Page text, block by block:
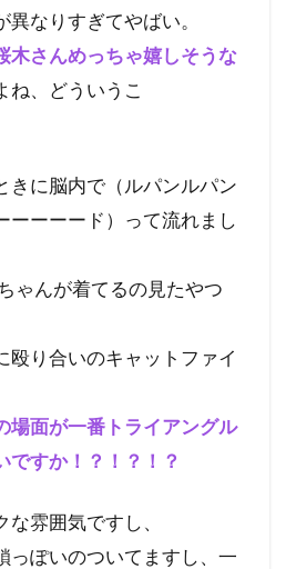
なりすぎてやばい。
木さんめっちゃ嬉しそうな
ね、どういうこ
きに脳内で（ルパンルパン
ーーーード）って流れまし
ゃんが着てるの見たやつ
殴り合いのキャットファイ
場面が一番トライアングル
ですか！？！？！？
雰囲気ですし、
っぽいのついてますし、一